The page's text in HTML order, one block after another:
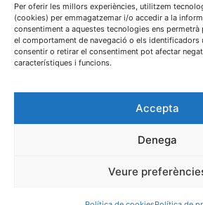
Per oferir les millors experiències, utilitzem
(cookies) per emmagatzemar i/o accedir a la
consentiment a aquestes tecnologies ens
el comportament de navegació o els identificadors
consentir o retirar el consentiment pot afectar
característiques i funcions.
Accepta
Denega
Veure
C. Sant Josep, 1
25243 El Palau d'Anglesola (Pla
Privacitat Cookies